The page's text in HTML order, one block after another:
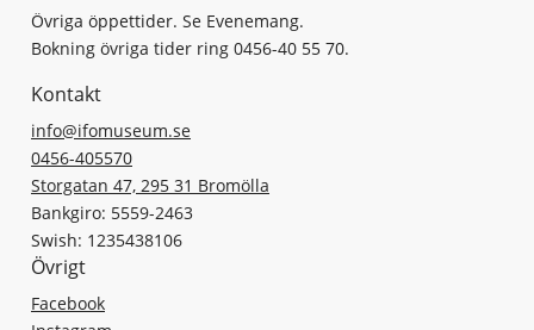
Övriga öppettider. Se Evenemang.
Bokning övriga tider ring 0456-40 55 70.
Kontakt
info@ifomuseum.se
0456-405570
Storgatan 47, 295 31 Bromölla
Bankgiro: 5559-2463
Swish: 1235438106
Övrigt
Facebook